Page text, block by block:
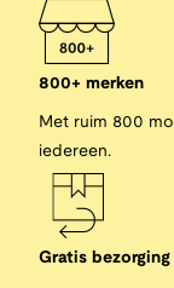
800+ merken
Met ruim 800
iedereen.
Gratis bezorging